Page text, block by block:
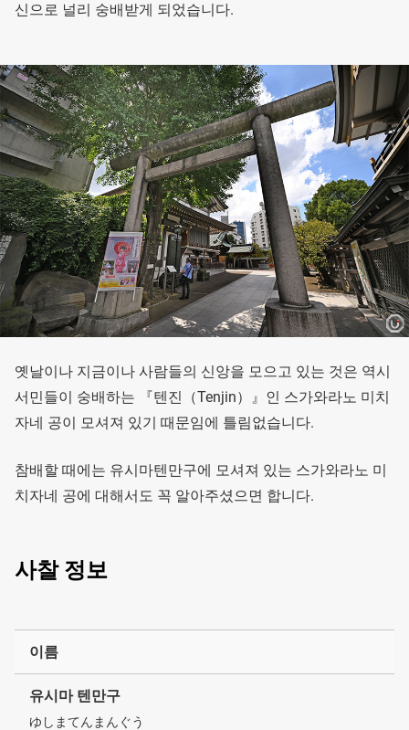
신으로 널리 숭배받게 되었습니다.
옛날이나 지금이나 사람들의 신앙을 모으고 있는 것은 역시
서민들이 숭배하는 『텐진（Tenjin）』인 스가와라노 미치
자네 공이 모셔져 있기 때문임에 틀림없습니다.
참배할 때에는 유시마텐만구에 모셔져 있는 스가와라노 미
치자네 공에 대해서도 꼭 알아주셨으면 합니다.
사찰 정보
이름
유시마 텐만구
ゆしまてんまんぐう